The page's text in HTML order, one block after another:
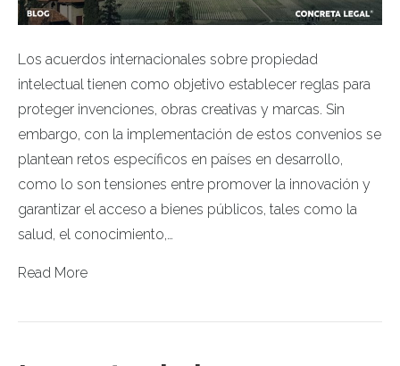
Los acuerdos internacionales sobre propiedad
intelectual tienen como objetivo establecer reglas para
proteger invenciones, obras creativas y marcas. Sin
embargo, con la implementación de estos convenios se
plantean retos específicos en países en desarrollo,
como lo son tensiones entre promover la innovación y
garantizar el acceso a bienes públicos, tales como la
salud, el conocimiento,…
Read More